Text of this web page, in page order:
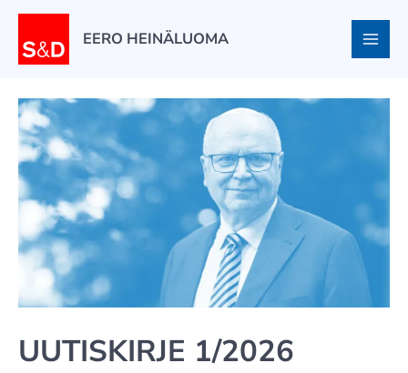
Siirry
EERO HEINÄLUOMA
UUTISKIRJE 1/2026